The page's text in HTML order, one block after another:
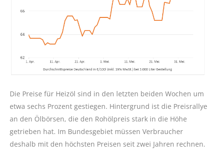
Die Preise für Heizöl sind in den letzten beiden Wochen um
etwa sechs Prozent gestiegen. Hintergrund ist die Preisrallye
an den Ölbörsen, die den Rohölpreis stark in die Höhe
getrieben hat. Im Bundesgebiet müssen Verbraucher
deshalb mit den höchsten Preisen seit zwei Jahren rechnen.